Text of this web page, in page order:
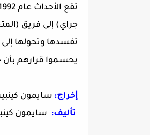
تقع الأحداث عام 1992، قبل عشرة أعوام من أحداث فيلم (
جراي) إلى فريق
تفسدها وتحولها
يحسموا قرارهم بأن
ﺇﺧﺮاﺝ: سايمون
ﺗﺄﻟﻴﻒ: سايمون